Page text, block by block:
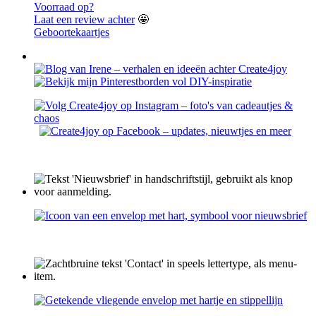
Voorraad op?
Laat een review achter🤩
Geboortekaartjes